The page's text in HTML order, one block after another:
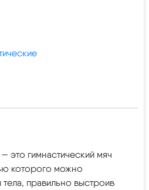
это гимнастический мяч
которого можно
правильно выстроив